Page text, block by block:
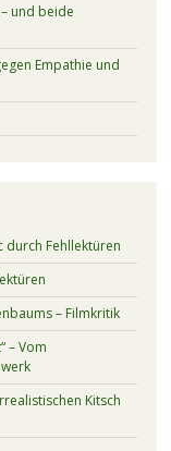
und beide
Empathie und
durch Fehllektüren
– Filmkritik
– Vom
Kitsch